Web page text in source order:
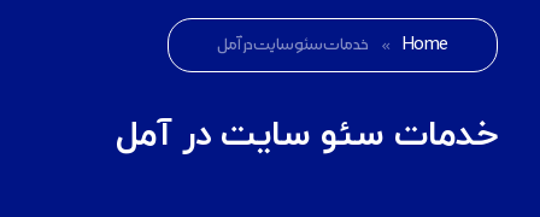
Home
» خدمات سئو سایت در آمل
خدمات سئو سایت در آمل